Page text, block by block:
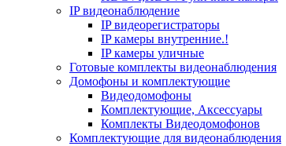
IP видеонаблюдение
IP видеорегистраторы
IP камеры внутренние.!
IP камеры уличные
Готовые комплекты видеонаблюдения
Домофоны и комплектующие
Видеодомофоны
Комплектующие, Аксессуары
Комплекты Видеодомофонов
Комплектующие для видеонаблюдения